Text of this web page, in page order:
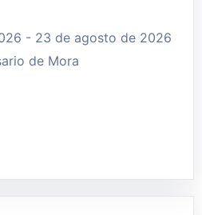
- 23 de agosto de 2026
de Mora